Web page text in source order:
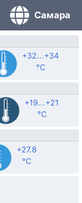
Самара
+32...+34
°C
+19...+21
°C
+27.8
°C